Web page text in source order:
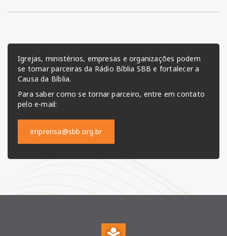
Igrejas, ministérios, empresas e organizações podem
se tornar parceiras da Rádio Bíblia SBB e fortalecer a
Causa da Bíblia.
Para saber como se tornar parceiro, entre em contato
pelo e-mail:
imprensa@sbb.org.br